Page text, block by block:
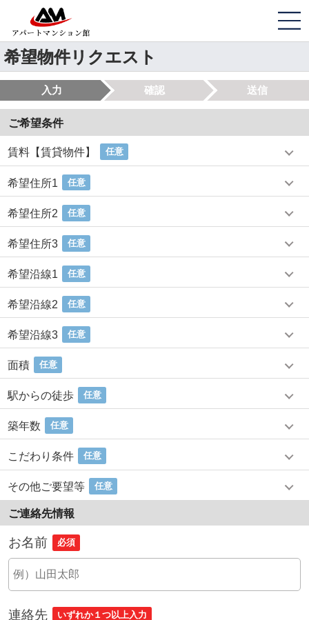
希望物件リクエスト
入力 確認 送信
ご希望条件
賃料【賃貸物件】 任意
希望住所1 任意
希望住所2 任意
希望住所3 任意
希望沿線1 任意
希望沿線2 任意
希望沿線3 任意
面積 任意
駅からの徒歩 任意
築年数 任意
こだわり条件 任意
その他ご要望等 任意
ご連絡先情報
お名前 必須
連絡先 いずれか１つ以上入力